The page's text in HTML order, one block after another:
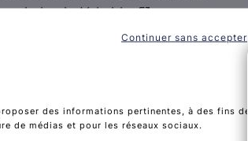
indésirables
.
sur lesite de
des informations pertinentes, à des fins de
de médias et pour les réseaux sociaux.
Continuer sans accepter